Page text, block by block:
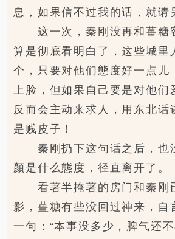
息，如果信不过我的话，就请
这一次，秦刚没再和薑糖
算是彻底看明白了，这些城里
个，只要对他们態度好一点儿
上脸，但如果自己要是对他们
反而会主动来求人，用东北话
是贱皮子！
秦刚扔下这句话之后，也
顏是什么態度，径直离开了。
看著半掩著的房门和秦刚
影，薑糖有些没回过神来，自
一句：“本事没多少，脾气还